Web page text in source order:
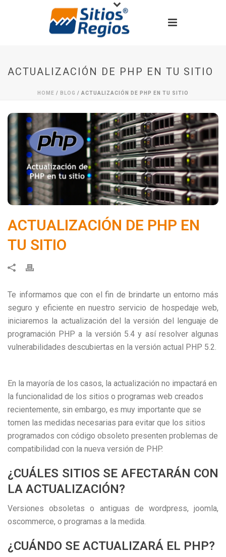
ACTUALIZACIÓN DE PHP EN TU SITIO
HOME / BLOG / ACTUALIZACIÓN DE PHP EN TU SITIO
ACTUALIZACIÓN DE PHP EN
TU SITIO
Te informamos que con el fin de brindarte un entorno más
seguro y eficiente en nuestro servicio de hospedaje web,
iniciaremos la actualización del la versión del lenguaje de
programación PHP a la versión 5.4 y así resolver algunas
vulnerabilidades descubiertas en la versión actual PHP 5.2.
En la mayoría de los casos, la actualización no impactará en
la funcionalidad de los sitios o programas web creados
recientemente, sin embargo, es muy importante que se
tomen las medidas necesarias para evitar que los sitios
programados con código obsoleto presenten problemas de
compatibilidad con la nueva versión de PHP.
¿CUÁLES SITIOS SE AFECTARÁN CON
LA ACTUALIZACIÓN?
Versiones obsoletas o antiguas de wordpress, joomla,
oscommerce, o programas a la medida.
¿CUÁNDO SE ACTUALIZARÁ EL PHP?